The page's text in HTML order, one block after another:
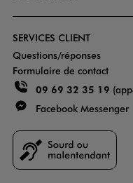
SERVICES CLIENT
Questions/réponses
Formulaire de contact
09 69 32 35 19
Facebook Messenger